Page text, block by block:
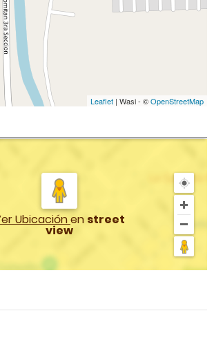
Leaflet | Wasi - ©OpenStreetMap
Ubicaciónen street
view